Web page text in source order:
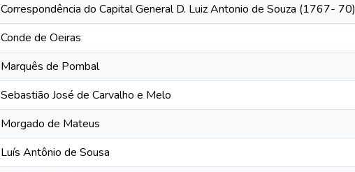
Correspondência do Capital General D. Luiz Antonio de Souza (1767- 70)
Conde de Oeiras
Marquês de Pombal
Sebastião José de Carvalho e Melo
Morgado de Mateus
Luís Antônio de Sousa